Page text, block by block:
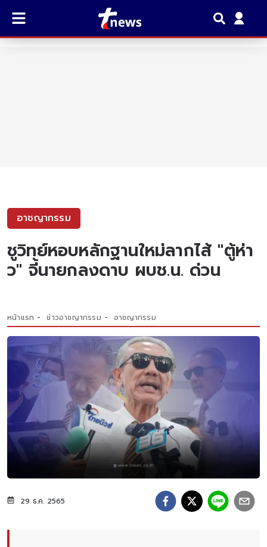
อาชญากรรม
ชูวิทย์หอบหลักฐานใหม่ลากไส้ "ตู้ห่า
ว" จี้นายกลงดาบ ผบช.น. ด่วน
หน้าแรก ข่าวอาชญากรรม อาชญากรรม
29 ธ.ค. 2565